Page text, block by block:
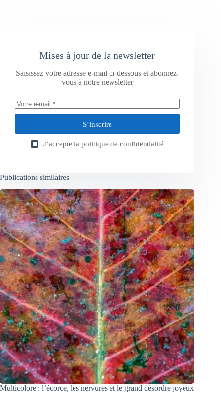
Mises à jour de la newsletter
Saisissez votre adresse e-mail ci-dessous et abonnez-
vous à notre newsletter
S’inscrire
J’accepte la politique de confidentialité
Publications similaires
Multicolore : l’écorce, les nervures et le grand désordre joyeux